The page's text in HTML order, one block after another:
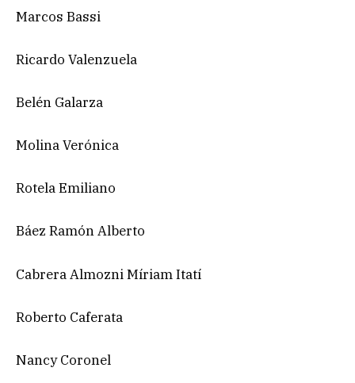
Marcos Bassi
Ricardo Valenzuela
Belén Galarza
Molina Verónica
Rotela Emiliano
Báez Ramón Alberto
Cabrera Almozni Míriam Itatí
Roberto Caferata
Nancy Coronel